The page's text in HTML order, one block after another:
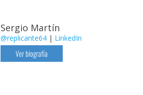
Sergio Martín
@replicante64 | LinkedIn
Ver biografía